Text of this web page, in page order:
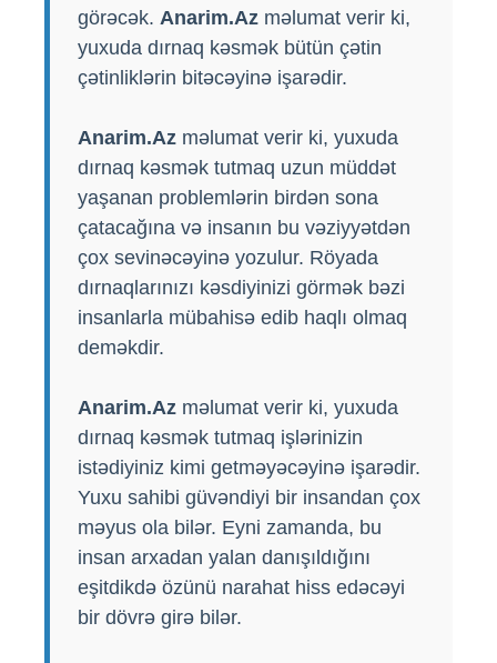
görəcək. Anarim.Az məlumat verir ki,
yuxuda dırnaq kəsmək bütün çətin
çətinliklərin bitəcəyinə işarədir.
Anarim.Az məlumat verir ki, yuxuda
dırnaq kəsmək tutmaq uzun müddət
yaşanan problemlərin birdən sona
çatacağına və insanın bu vəziyyətdən
çox sevinəcəyinə yozulur. Röyada
dırnaqlarınızı kəsdiyinizi görmək bəzi
insanlarla mübahisə edib haqlı olmaq
deməkdir.
Anarim.Az məlumat verir ki, yuxuda
dırnaq kəsmək tutmaq işlərinizin
istədiyiniz kimi getməyəcəyinə işarədir.
Yuxu sahibi güvəndiyi bir insandan çox
məyus ola bilər. Eyni zamanda, bu
insan arxadan yalan danışıldığını
eşitdikdə özünü narahat hiss edəcəyi
bir dövrə girə bilər.